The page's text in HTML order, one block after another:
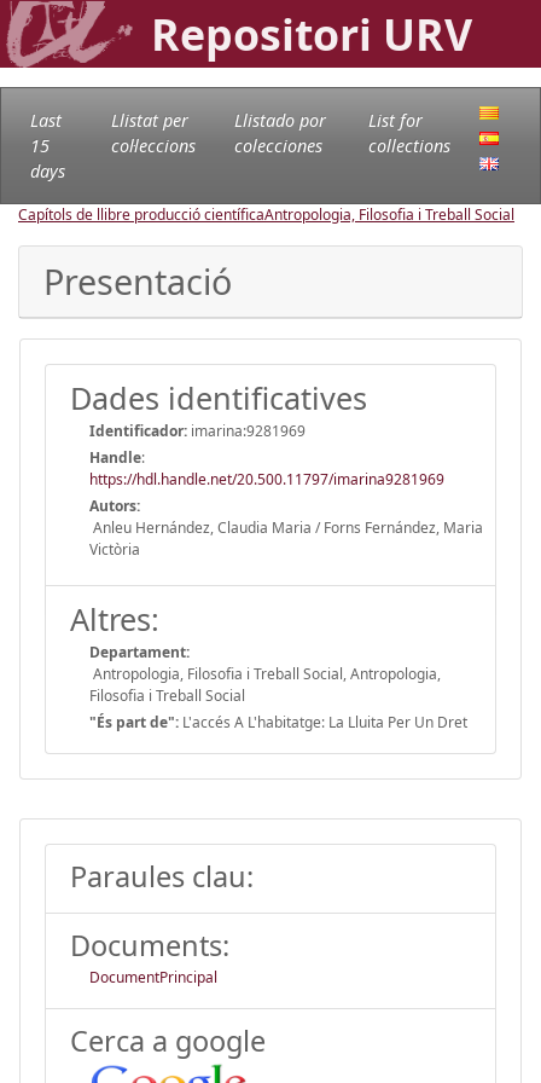
Repositori URV
Last
15
days
Llistat per
col·leccions
Llistado por
colecciones
List for
collections
Capítols de llibre producció científicaAntropologia, Filosofia i Treball Social
Presentació
Dades identificatives
Identificador: imarina:9281969
Handle:
https://hdl.handle.net/20.500.11797/imarina9281969
Autors:
Anleu Hernández, Claudia Maria / Forns Fernández, Maria
Victòria
Altres:
Departament:
Antropologia, Filosofia i Treball Social, Antropologia,
Filosofia i Treball Social
"És part de": L'accés A L'habitatge: La Lluita Per Un Dret
Paraules clau:
Documents:
DocumentPrincipal
Cerca a google